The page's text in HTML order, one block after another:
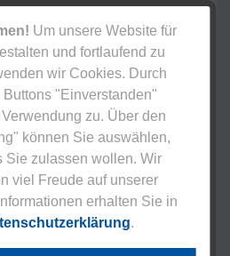
Um unsere Website für
und fortlaufend zu
wir Cookies. Durch
Buttons "Einverstanden"
zu. Über den
können Sie auswählen,
Sie zulassen wollen. Wir
viel Freude auf unserer
erhalten Sie in
.